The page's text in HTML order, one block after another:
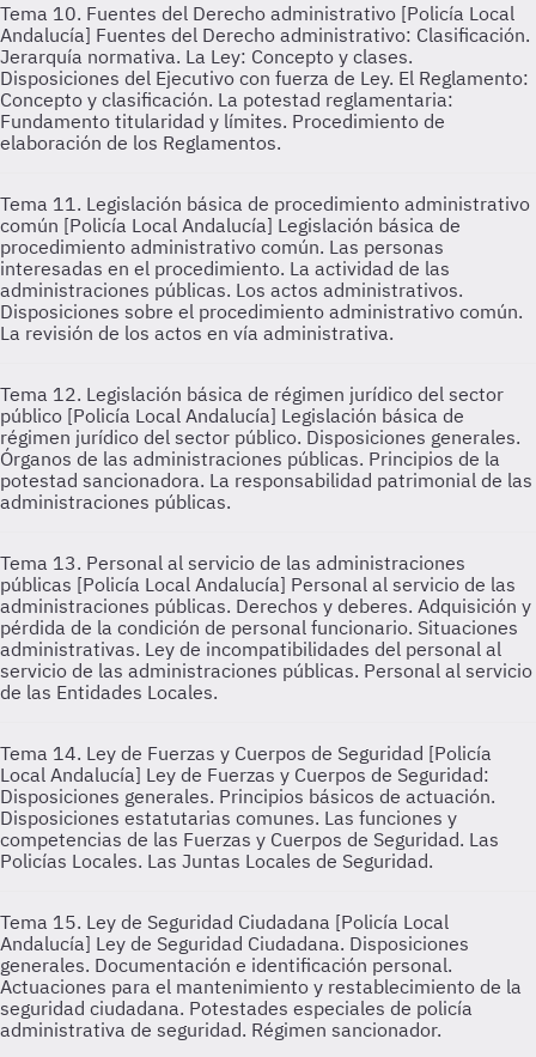
Tema 10. Fuentes del Derecho administrativo [Policía Local
Andalucía] Fuentes del Derecho administrativo: Clasificación.
Jerarquía normativa. La Ley: Concepto y clases.
Disposiciones del Ejecutivo con fuerza de Ley. El Reglamento:
Concepto y clasificación. La potestad reglamentaria:
Fundamento titularidad y límites. Procedimiento de
elaboración de los Reglamentos.
Tema 11. Legislación básica de procedimiento administrativo
común [Policía Local Andalucía] Legislación básica de
procedimiento administrativo común. Las personas
interesadas en el procedimiento. La actividad de las
administraciones públicas. Los actos administrativos.
Disposiciones sobre el procedimiento administrativo común.
La revisión de los actos en vía administrativa.
Tema 12. Legislación básica de régimen jurídico del sector
público [Policía Local Andalucía] Legislación básica de
régimen jurídico del sector público. Disposiciones generales.
Órganos de las administraciones públicas. Principios de la
potestad sancionadora. La responsabilidad patrimonial de las
administraciones públicas.
Tema 13. Personal al servicio de las administraciones
públicas [Policía Local Andalucía] Personal al servicio de las
administraciones públicas. Derechos y deberes. Adquisición y
pérdida de la condición de personal funcionario. Situaciones
administrativas. Ley de incompatibilidades del personal al
servicio de las administraciones públicas. Personal al servicio
de las Entidades Locales.
Tema 14. Ley de Fuerzas y Cuerpos de Seguridad [Policía
Local Andalucía] Ley de Fuerzas y Cuerpos de Seguridad:
Disposiciones generales. Principios básicos de actuación.
Disposiciones estatutarias comunes. Las funciones y
competencias de las Fuerzas y Cuerpos de Seguridad. Las
Policías Locales. Las Juntas Locales de Seguridad.
Tema 15. Ley de Seguridad Ciudadana [Policía Local
Andalucía] Ley de Seguridad Ciudadana. Disposiciones
generales. Documentación e identificación personal.
Actuaciones para el mantenimiento y restablecimiento de la
seguridad ciudadana. Potestades especiales de policía
administrativa de seguridad. Régimen sancionador.